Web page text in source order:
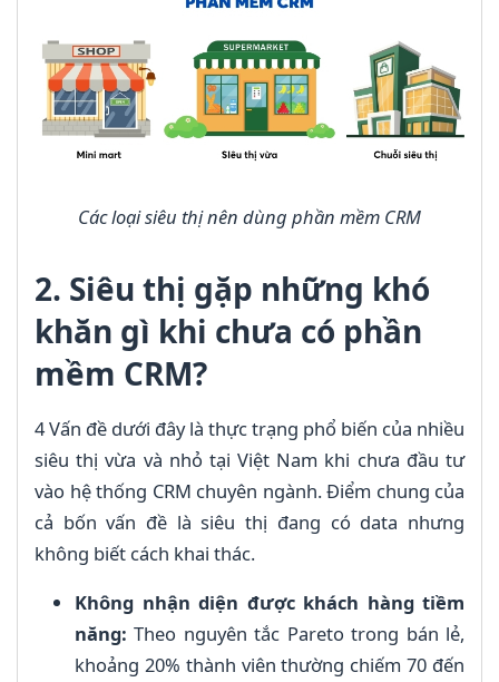
Các loại siêu thị nên dùng phần mềm CRM
2. Siêu thị gặp những khó
khăn gì khi chưa có phần
mềm CRM?
4 Vấn đề dưới đây là thực trạng phổ biến của nhiều
siêu thị vừa và nhỏ tại Việt Nam khi chưa đầu tư
vào hệ thống CRM chuyên ngành. Điểm chung của
cả bốn vấn đề là siêu thị đang có data nhưng
không biết cách khai thác.
Không nhận diện được khách hàng tiềm
năng: Theo nguyên tắc Pareto trong bán lẻ,
khoảng 20% thành viên thường chiếm 70 đến